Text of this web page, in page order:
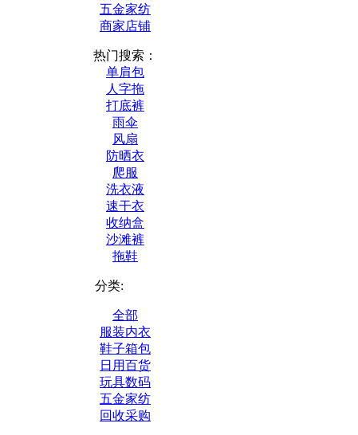
五金家纺
商家店铺
热门搜索：
单肩包
人字拖
打底裤
雨伞
风扇
防晒衣
爬服
洗衣液
速干衣
收纳盒
沙滩裤
拖鞋
分类:
全部
服装内衣
鞋子箱包
日用百货
玩具数码
五金家纺
回收采购